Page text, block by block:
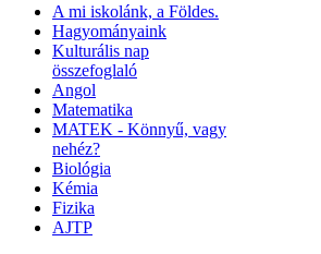
A mi iskolánk, a Földes.
Hagyományaink
Kulturális nap
összefoglaló
Angol
Matematika
MATEK - Könnyű, vagy
nehéz?
Biológia
Kémia
Fizika
AJTP